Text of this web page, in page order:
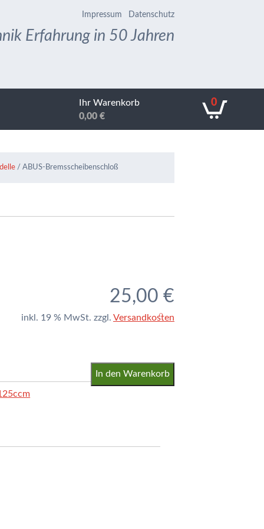
Impressum Datenschutz
Erfahrung in 50 Jahren
Ihr Warenkorb
0,00€
0
/ ABUS-Bremsscheibenschloß
25,00 €
inkl. 19 % MwSt. zzgl. Versandkosten
In den Warenkorb